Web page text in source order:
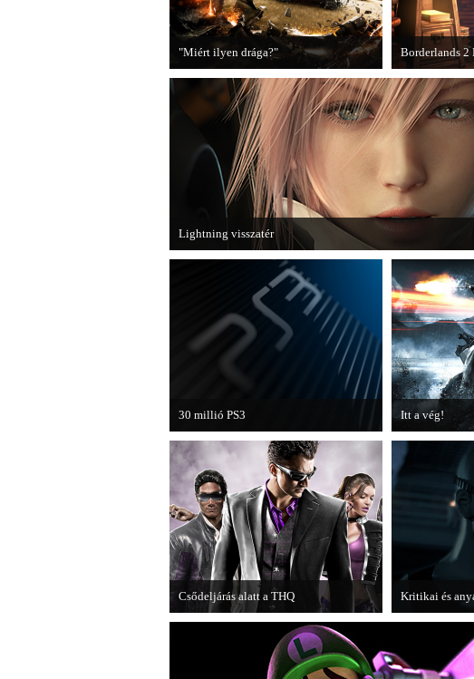
"Miért ilyen drága?"
A PC Guru utánajárt, miért kerülnek
olyan sokba a AAA-kategóriás
videojátékok.
Borderlands 2
2013.
Hammerlock's
Borderlands 2
Lightning visszatér
Megjött a Lightning Returns: Final Fantasy XIII című játék
30 millió PS3
A PAL régióban a PS3 átlépte a 30
milliós eladott darabszámot.
Itt a vég!
Hamarosan
Battlefield 3
kiegészítőjéről.
Csődeljárás alatt a THQ
Egy újabb videojáték-kiadó került
csődeljárás alá, aki nem más, mint a
Kritikai és
című
olvashatjuk.